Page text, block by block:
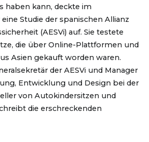
haben kann, deckte im
Studie der spanischen Allianz
(AESVi) auf. Sie testete
die über Online-Plattformen und
Asien gekauft worden waren.
der AESVi und Manager
Entwicklung und Design bei der
von Autokindersitzen und
die erschreckenden